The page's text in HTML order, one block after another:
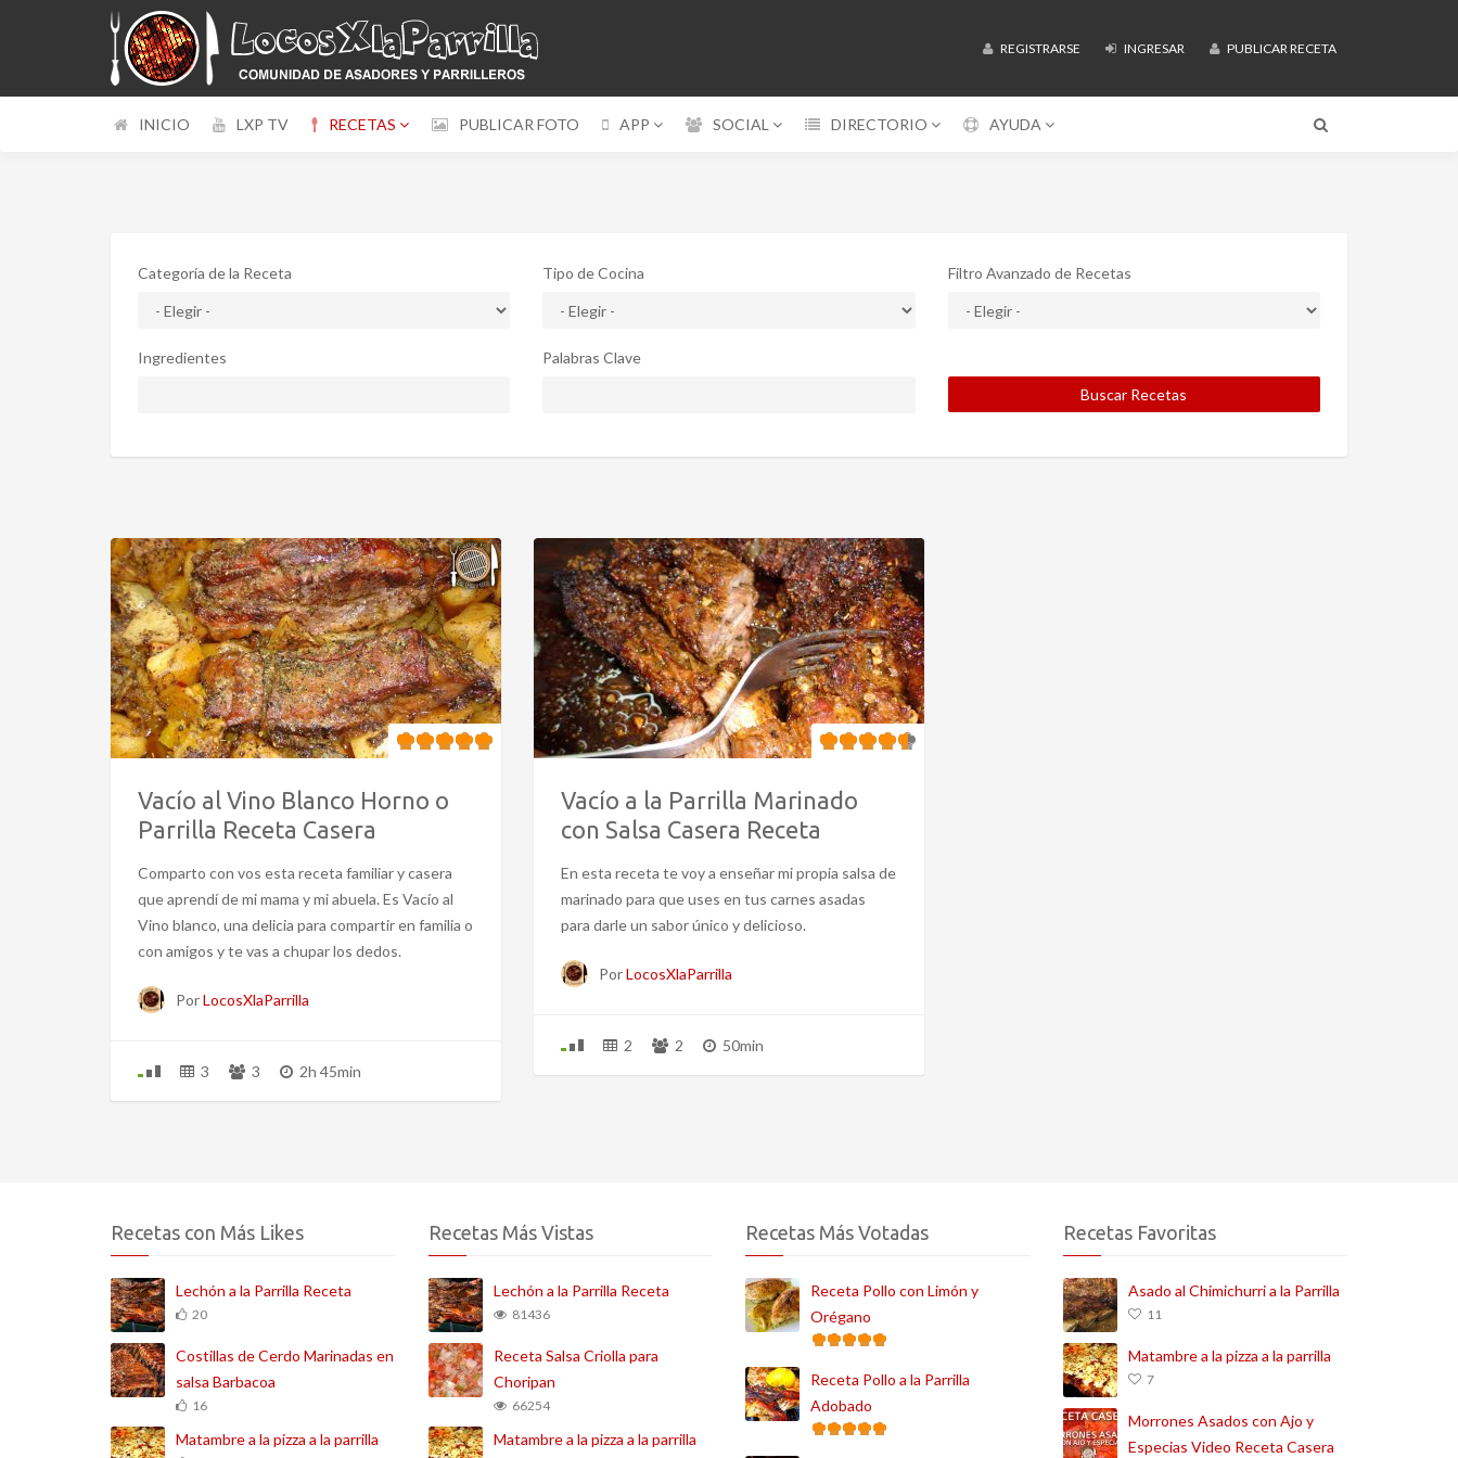
REGISTRARSE INGRESAR PUBLICAR RECETA
INICIO LXP TV RECETAS PUBLICAR FOTO APP SOCIAL DIRECTORIO AYUDA
Categoría de la Receta Tipo de Cocina Filtro Avanzado de Recetas
Ingredientes
Palabras Clave
Buscar Recetas
Vacío al Vino Blanco Horno o
Parrilla Receta Casera
Comparto con vos esta receta familiar y casera
que aprendí de mi mama y mi abuela. Es Vacío al
Vino blanco, una delicia para compartir en familia o
con amigos y te vas a chupar los dedos.
PorLocosXlaParrilla
3 3 2h 45min
Vacío a la Parrilla Marinado
con Salsa Casera Receta
En esta receta te voy a enseñar mi propia salsa de
marinado para que uses en tus carnes asadas
para darle un sabor único y delicioso.
PorLocosXlaParrilla
2 2 50min
Recetas con Más Likes
Lechón a la Parrilla Receta
20
Costillas de Cerdo Marinadas en
salsa Barbacoa
16
Matambre a la pizza a la parrilla
Recetas Más Vistas
Lechón a la Parrilla Receta
81436
Receta Salsa Criolla para
Choripan
66254
Matambre a la pizza a la parrilla
Recetas Más Votadas
Receta Pollo con Limón y
Orégano
Receta Pollo a la Parrilla
Adobado
Recetas Favoritas
Asado al Chimichurri a la Parrilla
11
Matambre a la pizza a la parrilla
7
Morrones Asados con Ajo y
Especias Video Receta Casera